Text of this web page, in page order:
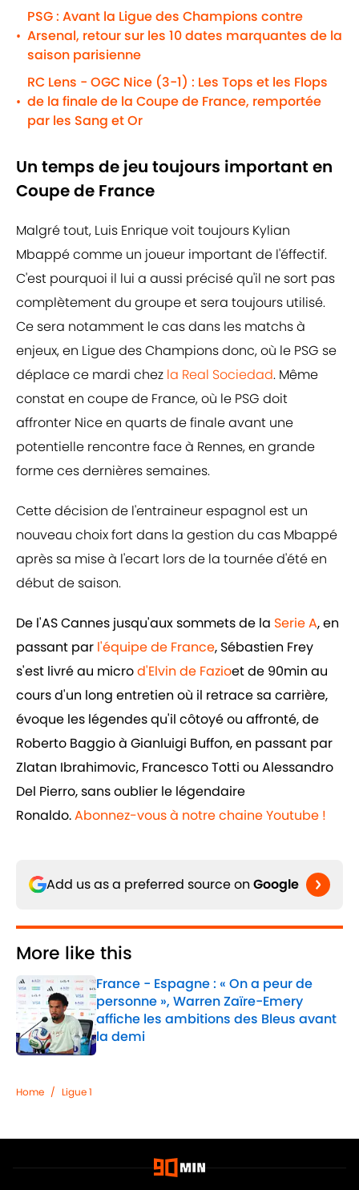
•
PSG : Avant la Ligue des Champions contre
Arsenal, retour sur les 10 dates marquantes de la
saison parisienne
•
RC Lens - OGC Nice (3-1) : Les Tops et les Flops
de la finale de la Coupe de France, remportée
par les Sang et Or
Un temps de jeu toujours important en
Coupe de France
Malgré tout, Luis Enrique voit toujours Kylian
Mbappé comme un joueur important de l'éffectif.
C'est pourquoi il lui a aussi précisé qu'il ne sort pas
complètement du groupe et sera toujours utilisé.
Ce sera notamment le cas dans les matchs à
enjeux, en Ligue des Champions donc, où le PSG se
déplace ce mardi chez la Real Sociedad. Même
constat en coupe de France, où le PSG doit
affronter Nice en quarts de finale avant une
potentielle rencontre face à Rennes, en grande
forme ces dernières semaines.
Cette décision de l'entraineur espagnol est un
nouveau choix fort dans la gestion du cas Mbappé
après sa mise à l'ecart lors de la tournée d'été en
début de saison.
De l'AS Cannes jusqu'aux sommets de la Serie A, en
passant par l'équipe de France, Sébastien Frey
s'est livré au microd'Elvin de Fazioet de 90min au
cours d'un long entretien où il retrace sa carrière,
évoque les légendes qu'il côtoyé ou affronté, de
Roberto Baggio à Gianluigi Buffon, en passant par
Zlatan Ibrahimovic, Francesco Totti ou Alessandro
Del Pierro, sans oublier le légendaire
Ronaldo.Abonnez-vous à notre chaine Youtube !
Add us as a preferred source on Google
More like this
France - Espagne : « On a peur de
personne », Warren Zaïre-Emery
affiche les ambitions des Bleus avant
la demi
Published by on Invalid Date
Home / Ligue 1